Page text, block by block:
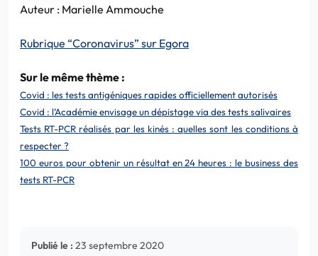
Auteur : Marielle Ammouche
Rubrique “Coronavirus” sur Egora
Sur le même thème :
Covid : les tests antigéniques rapides officiellement autorisés
Covid : l’Académie envisage un dépistage via des tests salivaires
Tests RT-PCR réalisés par les kinés : quelles sont les conditions à
respecter ?
100 euros pour obtenir un résultat en 24 heures : le business des
tests RT-PCR
Publié le : 23 septembre 2020